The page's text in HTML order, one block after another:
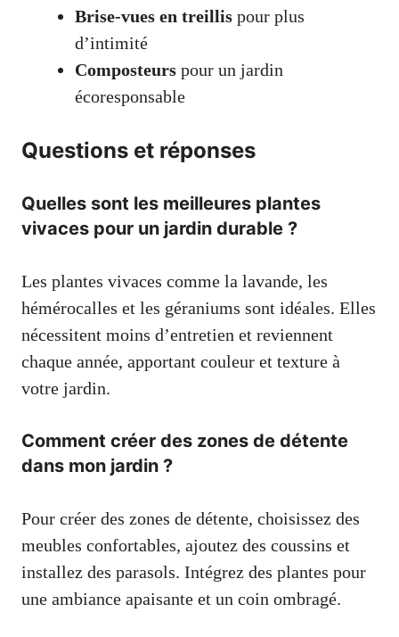
Brise-vues en treillis pour plus
d’intimité
Composteurs pour un jardin
écoresponsable
Questions et réponses
Quelles sont les meilleures plantes
vivaces pour un jardin durable ?
Les plantes vivaces comme la lavande, les
hémérocalles et les géraniums sont idéales. Elles
nécessitent moins d’entretien et reviennent
chaque année, apportant couleur et texture à
votre jardin.
Comment créer des zones de détente
dans mon jardin ?
Pour créer des zones de détente, choisissez des
meubles confortables, ajoutez des coussins et
installez des parasols. Intégrez des plantes pour
une ambiance apaisante et un coin ombragé.